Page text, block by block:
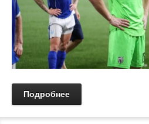
Подробнее